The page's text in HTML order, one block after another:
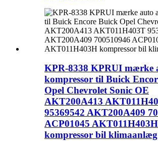
KPR-8338 KPRUI mærke
kompressor til Buick
Opel Chevrolet Sonic OE
AKT200A413
95369542 AKT200A409
ACP01045 AKT011H403H
kompressor bil klimaanlæg